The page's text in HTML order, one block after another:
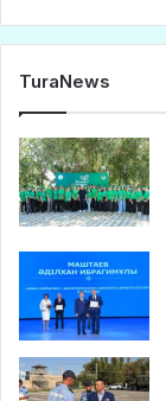
TuraNews